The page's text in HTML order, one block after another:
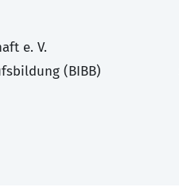
e. V.
(BIBB)